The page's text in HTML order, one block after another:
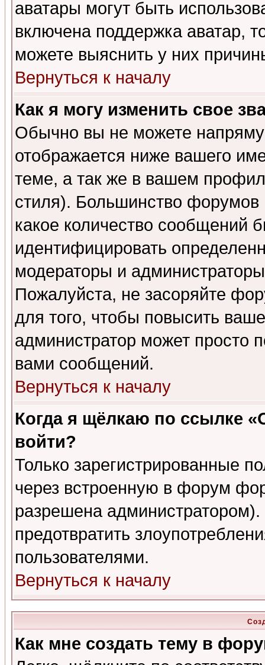
аватары могут быть
включена поддержка аватар,
можете выяснить у них
Вернуться к началу
Как я могу изменить свое
Обычно вы не можете
отображается ниже вашего
теме, а так же в вашем
стиля). Большинство форумов
какое количество сообщений
идентифицировать
модераторы и
Пожалуйста, не засоряйте
для того, чтобы повысить
администратор может просто
вами сообщений.
Вернуться к началу
Когда я щёлкаю по ссылке
войти?
Только зарегистрированные
через встроенную в форум
разрешена
предотвратить
пользователями.
Вернуться к началу
Как мне создать тему в